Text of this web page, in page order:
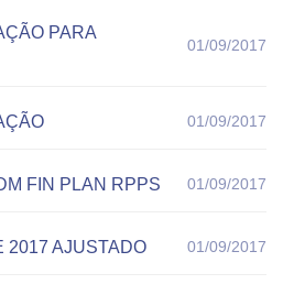
PARA
01/09/2017
01/09/2017
FIN PLAN RPPS 01/09/2017
2017 AJUSTADO 01/09/2017